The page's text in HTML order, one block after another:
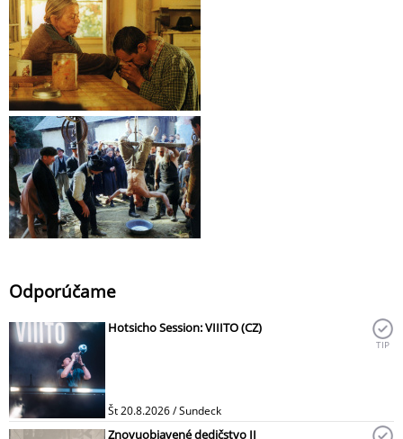
Odporúčame
Hotsicho Session: VIIITO (CZ)
Št 20.8.2026 / Sundeck
TIP
Znovuobjavené dedičstvo II